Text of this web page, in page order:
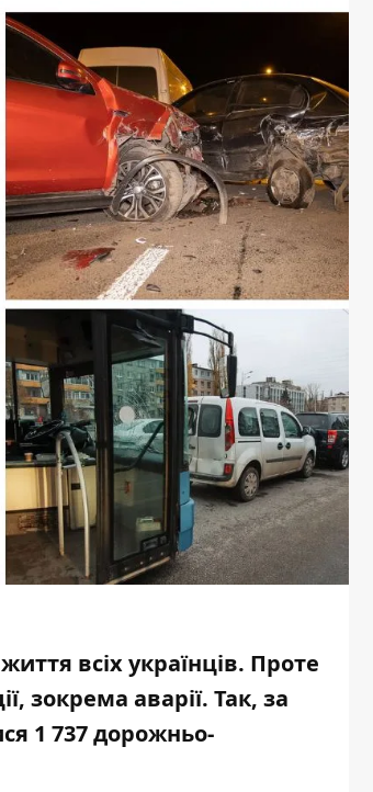
всіх українців. Проте
зокрема аварії. Так, за
1 737 дорожньо-